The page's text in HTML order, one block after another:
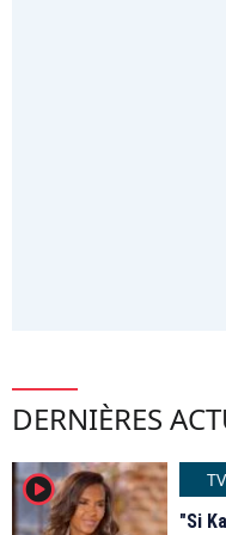
DERNIÈRES
player2
TV
"Si